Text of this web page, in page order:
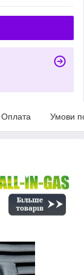
Оплата Умови